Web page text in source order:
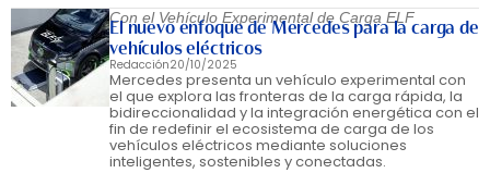
Con el Vehículo Experimental de Carga ELF
El nuevo enfoque de Mercedes para la carga de
vehículos eléctricos
Redacción20/10/2025
Mercedes presenta un vehículo experimental con
el que explora las fronteras de la carga rápida, la
bidireccionalidad y la integración energética con el
fin de redefinir el ecosistema de carga de los
vehículos eléctricos mediante soluciones
inteligentes, sostenibles y conectadas.